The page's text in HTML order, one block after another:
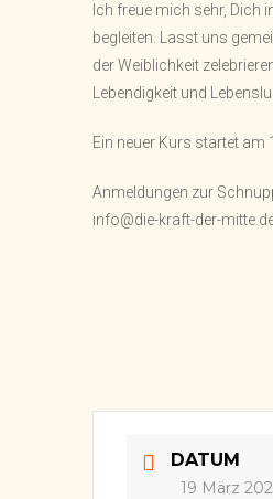
Ich freue mich sehr, Dich
begleiten. Lasst uns
der Weiblichkeit
Lebendigkeit und
Ein neuer Kurs startet am
Anmeldungen zur
info@die-kraft-der-
DATUM
19 März